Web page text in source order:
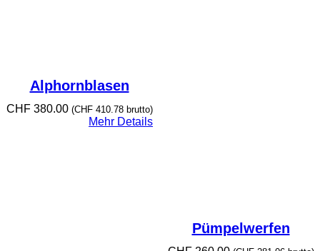
Alphornblasen
CHF380.00 (CHF410.78brutto)
Mehr Details
Pümpelwerfen